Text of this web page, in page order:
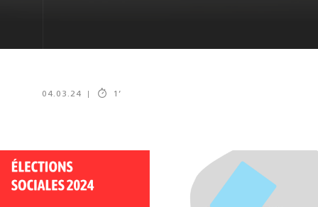
04.03.24 1’